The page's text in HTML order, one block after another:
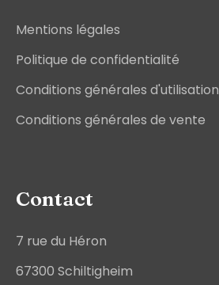
Mentions légales
Politique de confidentialité
Conditions générales d'utilisation
Conditions générales de vente
Contact
7 rue du Héron
67300 Schiltigheim